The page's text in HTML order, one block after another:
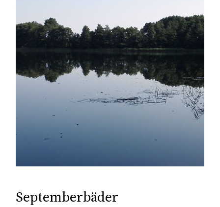
Septemberbäder